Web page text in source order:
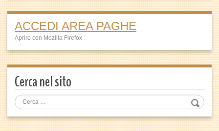
ACCEDI AREA PAGHE
Aprire con Mozilla Firefox
Cerca nel sito